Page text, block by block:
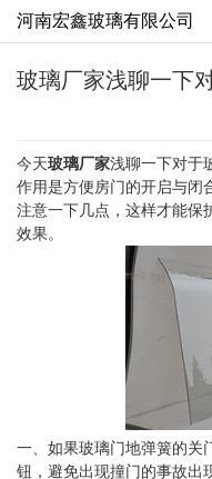
河南宏鑫玻璃有限公司
玻璃厂家浅聊一下
今天玻璃厂家浅聊一下对于
作用是方便房门的开启与闭
注意一下几点，这样才能保
效果。
一、如果玻璃门地弹簧的关
钮，避免出现撞门的事故出